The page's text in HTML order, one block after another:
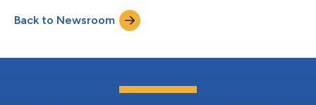
répondre aux demandes des clients dans la région. Selon Greg
Weigel, directeur de la stratégie chez AIT, l’équipe de Jakarta
Back to Newsroom